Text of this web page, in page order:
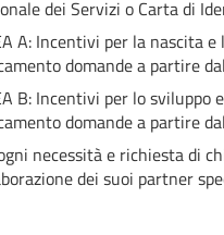
dei Servizi o Carta di
A: Incentivi per la nascita
domande a partire
B: Incentivi per lo sviluppo
domande a partire
necessità e richiesta di
dei suoi partner